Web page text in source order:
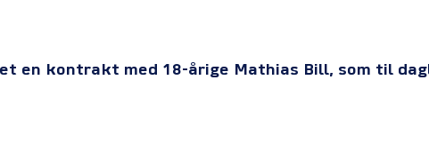
en kontrakt med 18-årige Mathias Bill, som til